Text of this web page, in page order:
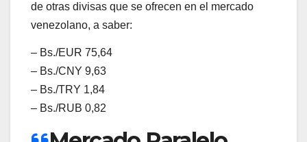
de otras divisas que se ofrecen en el mercado
venezolano, a saber:
– Bs./EUR 75,64
– Bs./CNY 9,63
– Bs./TRY 1,84
– Bs./RUB 0,82